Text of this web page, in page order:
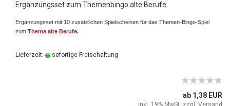
Ergänzungsset zum Themenbingo alte Berufe
Ergänzungsset mit 10 zusätzlichen Spielscheinen für das Themen-Bingo-Spiel
zum Thema alte Berufe.
Lieferzeit: sofortige Freischaltung
ab 1,38 EUR
inkl. 19% MwSt. zzgl. Versand